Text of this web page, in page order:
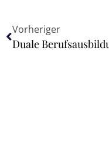
Vorheriger